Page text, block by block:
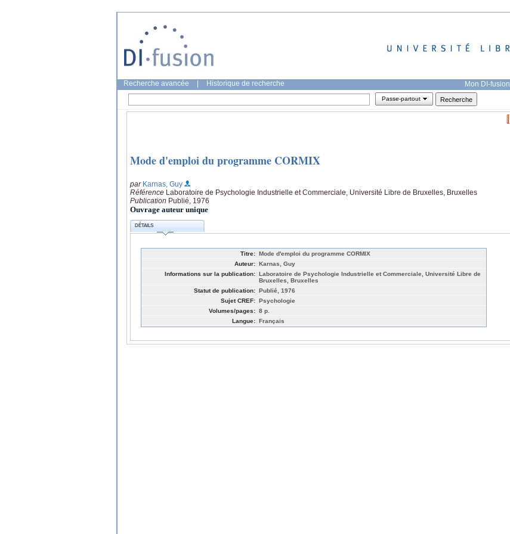
Recherche avancée Historique de recherche Mon DI-fusion
Passe-partout
Mode d'emploi du programme CORMIX
par Karnas, Guy
Référence Laboratoire de Psychologie Industrielle et Commerciale, Université Libre de Bruxelles, Bruxelles
Publication Publié, 1976
Ouvrage auteur unique
DÉTAILS
Titre: Mode d'emploi du programme CORMIX
Auteur: Karnas, Guy
Informations sur la publication: Laboratoire de Psychologie Industrielle et Commerciale, Université Libre de
Bruxelles, Bruxelles
Statut de publication: Publié, 1976
Sujet CREF: Psychologie
Volumes/pages: 8 p.
Langue: Français